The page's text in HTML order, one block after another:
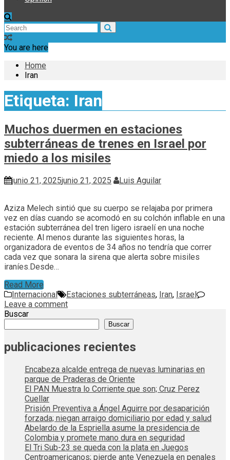
You are here
Home
Iran
Etiqueta: Iran
Muchos duermen en estaciones
subterráneas de trenes en Israel por
miedo a los misiles
junio 21, 2025junio 21, 2025 Luis Aguilar
Aziza Melech sintió que su cuerpo se relajaba por primera
vez en días cuando se acomodó en su colchón inflable en una
estación subterránea del tren ligero israelí en una noche
reciente. Al menos durante las siguientes horas, la
organizadora de eventos de 34 años no tendría que correr
cada vez que sonara la sirena que alerta sobre misiles
iraníes.Desde…
Read More
Internacional
Estaciones subterráneas, Iran, Israel
Leave a comment
Buscar
Buscar
publicaciones recientes
Encabeza alcalde entrega de nuevas luminarias en
parque de Praderas de Oriente
El PAN Muestra lo Corriente que son; Cruz Perez
Cuellar
Prisión Preventiva a Ángel Aguirre por desaparición
forzada; niegan arraigo domiciliario por edad y salud
Abelardo de la Espriella asume la presidencia de
Colombia y promete mano dura en seguridad
El Tri Sub-23 se queda con la plata en Juegos
Centroamericanos; pierde ante Venezuela en penales